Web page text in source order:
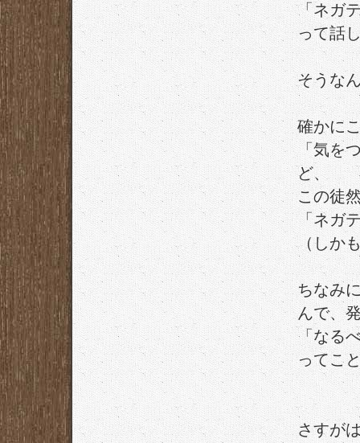
「ネガ
って話
そうな
確かに
「気を
ど、
この徒
「ネガ
（しか
ちなみ
んで、
「なる
ってこ
さすが